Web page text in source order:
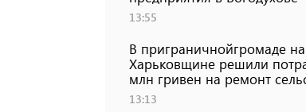
13:55
В приграничнойгромаде на
Харьковщине решили
млн ​​гривен на ремонт
13:13